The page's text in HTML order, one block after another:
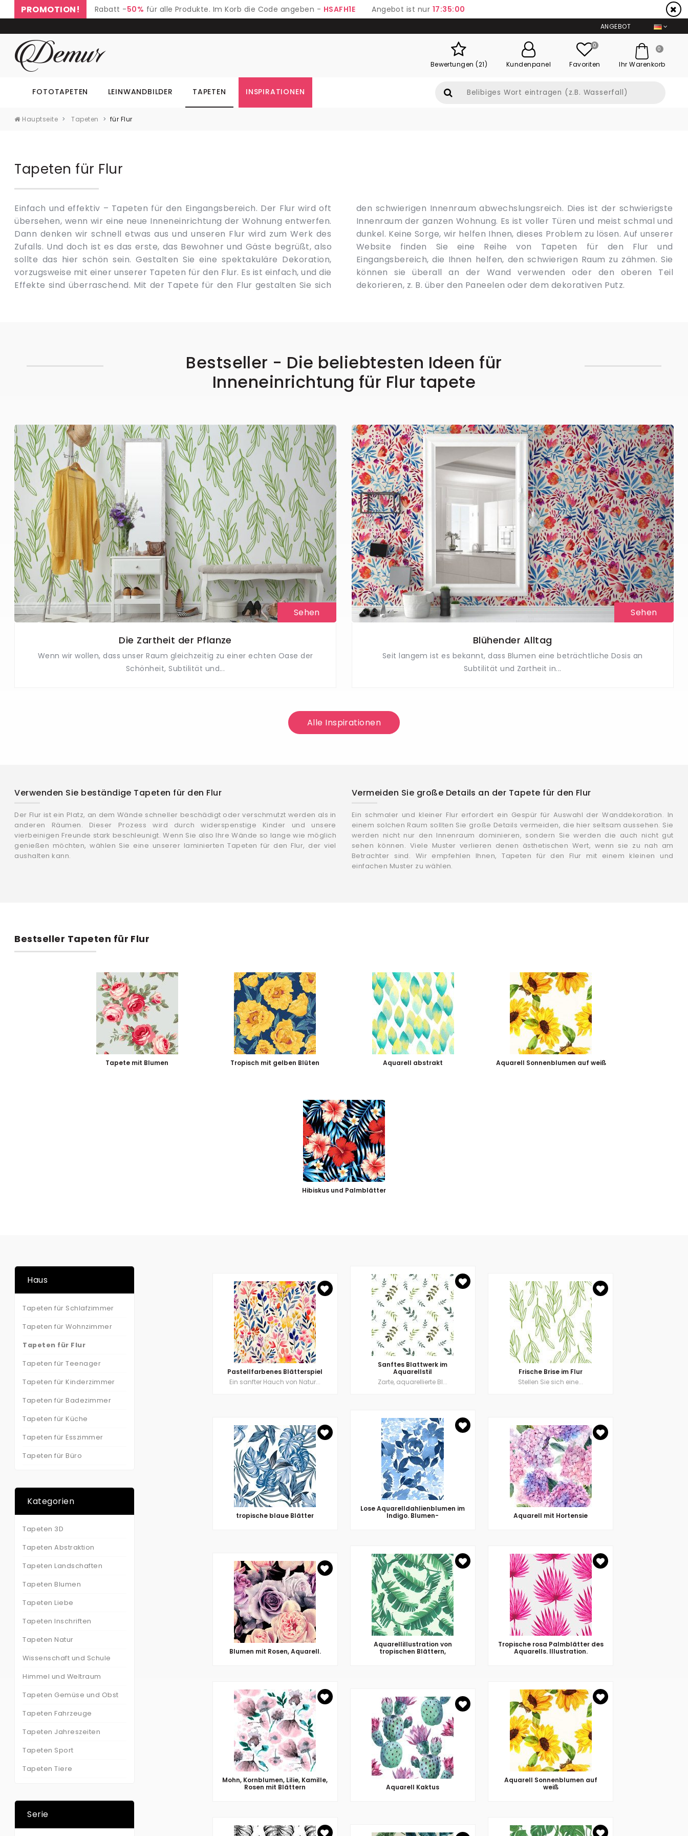
PROMOTION! Rabatt -50% für alle Produkte. Im Korb die Code angeben - HSAFH1E Angebot ist nur 17:34:59
ANGEBOT
Bewertungen (21) Kundenpanel
0
Favoriten
0
Ihr Warenkorb
FOTOTAPETEN LEINWANDBILDER TAPETEN INSPIRATIONEN
Hauptseite Tapeten für Flur
Tapeten für Flur
Einfach und effektiv – Tapeten für den Eingangsbereich. Der Flur wird oft
übersehen, wenn wir eine neue Inneneinrichtung der Wohnung entwerfen.
Dann denken wir schnell etwas aus und unseren Flur wird zum Werk des
Zufalls. Und doch ist es das erste, das Bewohner und Gäste begrüßt, also
sollte das hier schön sein. Gestalten Sie eine spektakuläre Dekoration,
vorzugsweise mit einer unserer Tapeten für den Flur. Es ist einfach, und die
Effekte sind überraschend. Mit der Tapete für den Flur gestalten Sie sich
den schwierigen Innenraum abwechslungsreich. Dies ist der schwierigste
Innenraum der ganzen Wohnung. Es ist voller Türen und meist schmal und
dunkel. Keine Sorge, wir helfen Ihnen, dieses Problem zu lösen. Auf unserer
Website finden Sie eine Reihe von Tapeten für den Flur und
Eingangsbereich, die Ihnen helfen, den schwierigen Raum zu zähmen. Sie
können sie überall an der Wand verwenden oder den oberen Teil
dekorieren, z. B. über den Paneelen oder dem dekorativen Putz.
Bestseller - Die beliebtesten Ideen für
Inneneinrichtung für Flur tapete
Sehen
Die Zartheit der Pflanze
Wenn wir wollen, dass unser Raum gleichzeitig zu einer echten Oase der
Schönheit, Subtilität und...
Sehen
Blühender Alltag
Seit langem ist es bekannt, dass Blumen eine beträchtliche Dosis an
Subtilität und Zartheit in...
Alle Inspirationen
Verwenden Sie beständige Tapeten für den Flur
Der Flur ist ein Platz, an dem Wände schneller beschädigt oder verschmutzt werden als in
anderen Räumen. Dieser Prozess wird durch widerspenstige Kinder und unsere
vierbeinigen Freunde stark beschleunigt. Wenn Sie also Ihre Wände so lange wie möglich
genießen möchten, wählen Sie eine unserer laminierten Tapeten für den Flur, der viel
aushalten kann.
Vermeiden Sie große Details an der Tapete für den Flur
Ein schmaler und kleiner Flur erfordert ein Gespür für Auswahl der Wanddekoration. In
einem solchen Raum sollten Sie große Details vermeiden, die hier seltsam aussehen. Sie
werden nicht nur den Innenraum dominieren, sondern Sie werden die auch nicht gut
sehen können. Viele Muster verlieren denen ästhetischen Wert, wenn sie zu nah am
Betrachter sind. Wir empfehlen Ihnen, Tapeten für den Flur mit einem kleinen und
einfachen Muster zu wählen.
Bestseller Tapeten für Flur
Tapete mit Blumen Tropisch mit gelben Blüten Aquarell abstrakt Aquarell Sonnenblumen auf weiß
Hibiskus und Palmblätter
Haus
Tapeten für Schlafzimmer
Tapeten für Wohnzimmer
Tapeten für Flur
Tapeten für Teenager
Tapeten für Kinderzimmer
Tapeten für Badezimmer
Tapeten für Küche
Tapeten für Esszimmer
Tapeten für Büro
Kategorien
Tapeten 3D
Tapeten Abstraktion
Tapeten Landschaften
Tapeten Blumen
Tapeten Liebe
Tapeten Inschriften
Tapeten Natur
Wissenschaft und Schule
Himmel und Weltraum
Tapeten Gemüse und Obst
Tapeten Fahrzeuge
Tapeten Jahreszeiten
Tapeten Sport
Tapeten Tiere
Serie
Pastellfarbenes Blätterspiel
Ein sanfter Hauch von Natur...
Sanftes Blattwerk im
Aquarellstil
Zarte, aquarellierte Bl...
Frische Brise im Flur
Stellen Sie sich eine...
tropische blaue Blätter
Lose Aquarelldahlienblumen im
Indigo. Blumen-
Aquarell mit Hortensie
Blumen mit Rosen, Aquarell.
Aquarellillustration von
tropischen Blättern,
Tropische rosa Palmblätter des
Aquarells. Illustration.
Mohn, Kornblumen, Lilie, Kamille,
Rosen mit Blättern
Aquarell Kaktus
Aquarell Sonnenblumen auf
weiß